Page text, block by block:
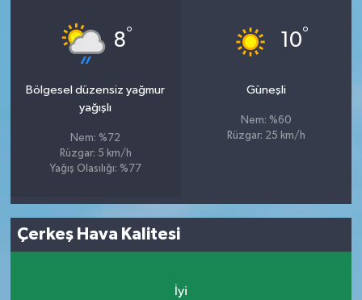
8°
Bölgesel düzensiz yağmur
yağışlı
Nem: %72
Rüzgar: 5 km/h
Yağış Olasılığı: %77
10°
Güneşli
Nem: %60
Rüzgar: 25 km/h
Çerkeş Hava Kalitesi
İyi